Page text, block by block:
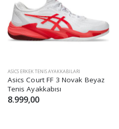
ASICS ERKEK TENIS AYAKKABILARI
Asics Court FF 3 Novak Beyaz
Tenis Ayakkabısı
8.999,00